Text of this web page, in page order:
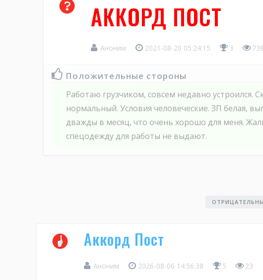
АККОРД ПОСТ
Аноним 2021-08-20 05:24:15 3 738
Положительные стороны
Работаю грузчиком, совсем недавно устроился.
нормальный. Условия человеческие. ЗП белая,
дважды в месяц, что очень хорошо для меня.
спецодежду для работы не выдают.
Аккорд Пост
Аноним 2026-08-06 14:56:38 5 23